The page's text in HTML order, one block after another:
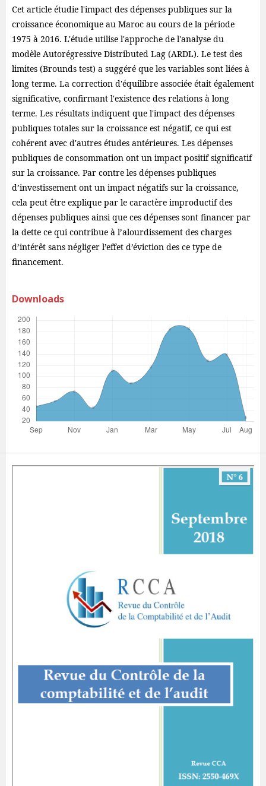
Cet article étudie l'impact des dépenses publiques sur la
croissance économique au Maroc au cours de la période
1975 à 2016. L'étude utilise l'approche de l'analyse du
modèle Autorégressive Distributed Lag (ARDL). Le test des
limites (Brounds test) a suggéré que les variables sont liées à
long terme. La correction d'équilibre associée était également
significative, confirmant l'existence des relations à long
terme. Les résultats indiquent que l'impact des dépenses
publiques totales sur la croissance est négatif, ce qui est
cohérent avec d'autres études antérieures. Les dépenses
publiques de consommation ont un impact positif significatif
sur la croissance. Par contre les dépenses publiques
d’investissement ont un impact négatifs sur la croissance,
cela peut être explique par le caractère improductif des
dépenses publiques ainsi que ces dépenses sont financer par
la dette ce qui contribue à l’alourdissement des charges
d’intérêt sans négliger l’effet d’éviction des ce type de
financement.
Downloads